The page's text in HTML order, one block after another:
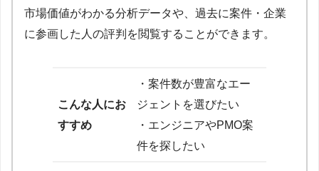
市場価値がわかる分析データや、過去に案件・企業
に参画した人の評判を閲覧することができます。
こんな人にお
すすめ
・案件数が豊富なエー
ジェントを選びたい
・エンジニアやPMO案
件を探したい